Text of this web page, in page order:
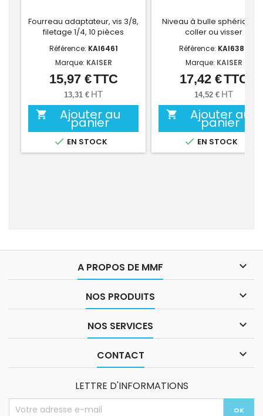
Fourreau adaptateur, vis 3/8,
filetage 1/4, 10 pièces
Référence: KAI6461
Marque: KAISER
Prix
15,97 €TTC
13,31 € HT
 Ajouter au
panier
 EN STOCK
Niveau à bulle sphérique,
coller ou visser
Référence: KAI6386
Marque: KAISER
Prix
17,42 €TTC
14,52 € HT
 Ajouter au
panier
 EN STOCK
A PROPOS DE MMF 
NOS PRODUITS 
NOS SERVICES 
CONTACT 
LETTRE D'INFORMATIONS